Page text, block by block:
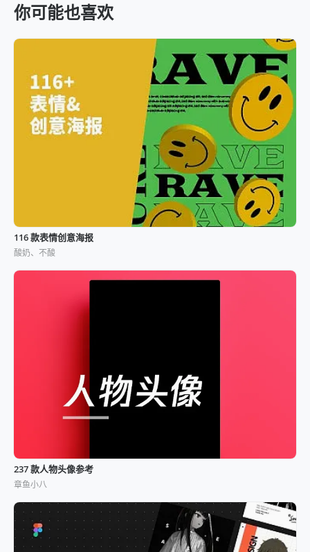
你可能也喜欢
116 款表情创意海报
酸奶、不酸
237 款人物头像参考
章鱼小八